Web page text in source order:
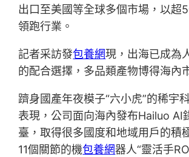
出口至美國等全球多個市場，以超
領跑行業。
記者采訪發包養網現，出海已成為
的配合選擇，多品類產物博得海內
躋身國產年夜模子“六小虎”的稀宇
表現，公司面向海內發布Hailuo AI
臺，取得很多國度和地域用戶的積
11個關節的機包養網器人“靈活手